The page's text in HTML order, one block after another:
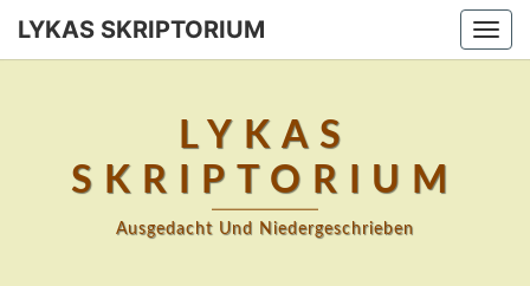
Skip
LYKAS SKRIPTORIUM
LYKAS
SKRIPTORIUM
Ausgedacht Und Niedergeschrieben